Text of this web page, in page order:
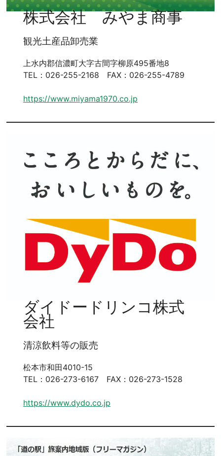
株式会社 みやま商事
観光土産品卸売業
上水内郡信濃町大字古間字柳原495番地8
TEL：026-255-2168 FAX：026-255-4789
https://www.miyama1970.co.jp
ダイドードリンコ株式
会社
清涼飲料等の販売
松本市和田4010-15
TEL：026-273-6167 FAX：026-273-1528
https://www.dydo.co.jp